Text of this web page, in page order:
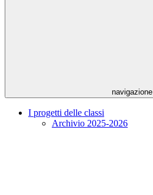
navigazione
I progetti delle classi
Archivio 2025-2026